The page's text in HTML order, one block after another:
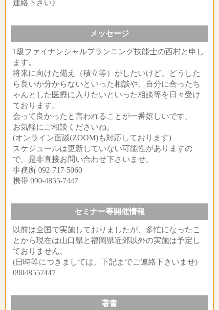
連絡下さい》
メッセージ
1級ファイナンシャルプランニング技能士の西村と申し
ます。
将来に向けた備え（積立等）がしたいけど、どうした
ら良いか分からないといった相談や、自分に合ったち
ゃんとした医療に入りたいといった相談等を日々受け
ております。
会って良かったと言われることが一番嬉しいです。
お気軽にご相談くださいね。
(オンライン面談(ZOOM)も対応しております)
スケジュールは更新していない可能性がありますの
で、是非直接お問い合わせ下さいませ。
事務所 092-717-5060
携帯 090-4855-7447
セミナー等開催情報
以前は全国で実施しておりましたが、多忙になったこ
とから現在は山口県と福岡県近郊以外の実施は予定し
ておりません。
(日時等につきましては、下記までご連絡下さいませ)
09048557447
著書